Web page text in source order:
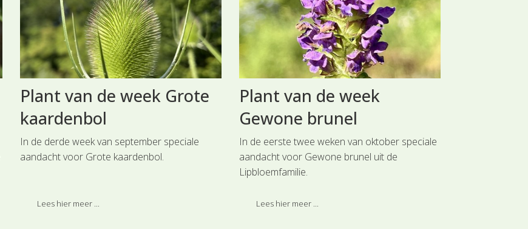
Plant van de week Grote
kaardenbol
In de derde week van september speciale
aandacht voor Grote kaardenbol.
Lees hier meer ...
Plant van de week
Gewone brunel
In de eerste twee weken van oktober speciale
aandacht voor Gewone brunel uit de
Lipbloemfamilie.
Lees hier meer ...